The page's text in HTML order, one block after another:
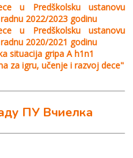
u Predškolsku ustanovu
2022/2023 godinu
u Predškolsku ustanovu
2020/2021 godinu
situacija gripa A h1n1
za igru, učenje i razvoj dece"
ПУ Вчиелка